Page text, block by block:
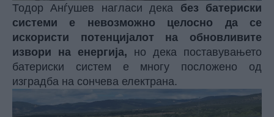
Тодор Анѓушев нагласи дека без батериски
системи е невозможно целосно да се
искористи потенцијалот на обновливите
извори на енергија, но дека поставувањето
батериски систем е многу посложено од
изградба на сончева електрана.